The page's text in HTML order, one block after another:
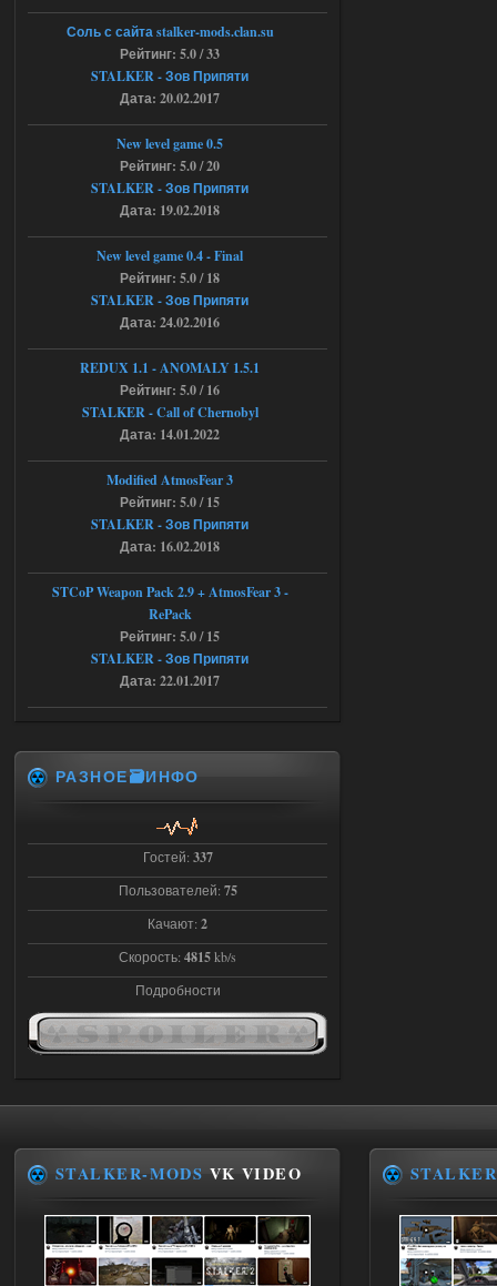
https://rutube.ru/video/50be34
6a53045b746b6f2d80812029a
3/?r=plemwd
Ответить ➤
04.08.2026
Объединенный Пак 2 + OGSR +
STCoP WP 3.4
Stalker-Mods-Clan-su
Доступно только для пользователей
04.08.2026
Объединенный Пак 2 + OGSR +
STCoP WP 3.4
andreyforest1993
там есть опция расшириные
анимации нпс, я поставил
галочку но толку ноль, ни каких
анимаций нет, может это что-то другое,
не известно, больше нет ни каких таких
кнопок по поводу анимаций
Последний рассвет - Эпизод 1
Stalker-Mods-Clan-su
Доступно только для пользователей
STCoP WP 3.4
Stalker-Mods-Clan-su
Объединенный Пак 2 + OGSR +
STCoP WP 3.4
21:22
andreyforest1993
Здравствуйте, почему не
трелере?
ANOMALY ※ MEDIUM 7.0
19:14
Stalker-Mods-Clan-su
Доступно только для пользователей
Соль с сайта stalker-mods.clan.su
Рейтинг: 5.0 / 33
STALKER - Зов Припяти
Дата: 20.02.2017
New level game 0.5
Рейтинг: 5.0 / 20
STALKER - Зов Припяти
Дата: 19.02.2018
New level game 0.4 - Final
Рейтинг: 5.0 / 18
STALKER - Зов Припяти
Дата: 24.02.2016
REDUX 1.1​​​​​​​ - ANOMALY 1.5.1
Рейтинг: 5.0 / 16
STALKER - Call of Chernobyl
Дата: 14.01.2022
Modified AtmosFear 3
Рейтинг: 5.0 / 15
STALKER - Зов Припяти
Дата: 16.02.2018
STCoP Weapon Pack 2.9 + AtmosFear 3 -
RePack
Рейтинг: 5.0 / 15
STALKER - Зов Припяти
Дата: 22.01.2017
РАЗНОЕ🗃️ИНФО
Гостей: 337
Пользователей: 75
Качают: 2
Скорость: 4815kb/s
Подробности
STALKER-MODS VK VIDEO